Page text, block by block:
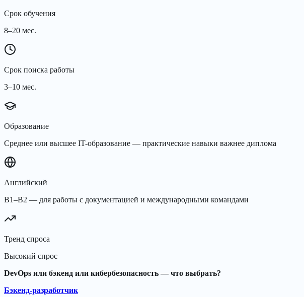
Срок обучения
8–20 мес.
Срок поиска работы
3–10 мес.
Образование
Среднее или высшее IT-образование — практические навыки важнее диплома
Английский
B1–B2 — для работы с документацией и международными командами
Тренд спроса
Высокий спрос
DevOps или бэкенд или кибербезопасность — что выбрать?
Бэкенд-разработчик